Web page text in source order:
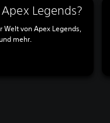
Legends?
Welt von Apex Legends,
mehr.